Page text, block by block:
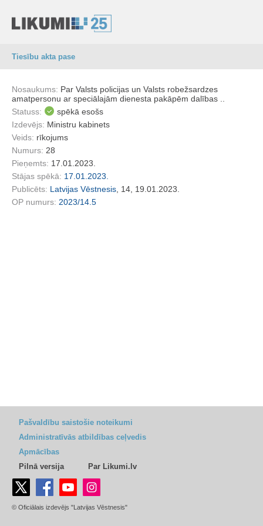
Tiesību akta pase
Nosaukums: Par Valsts policijas un Valsts robežsardzes
amatpersonu ar speciālajām dienesta pakāpēm dalības ..
Statuss:
spēkā esošs
Izdevējs: Ministru kabinets
Veids: rīkojums
Numurs: 28
Pieņemts: 17.01.2023.
Stājas spēkā: 17.01.2023.
Publicēts: Latvijas Vēstnesis , 14, 19.01.2023.
OP numurs: 2023/14.5
Pašvaldību saistošie noteikumi
Administratīvās atbildības ceļvedis
Apmācības
Pilnā versija
Par Likumi.lv
© Oficiālais izdevējs "Latvijas Vēstnesis"